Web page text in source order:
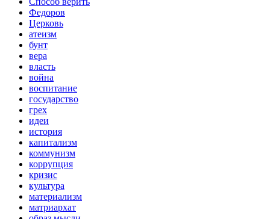
Федоров
Церковь
атеизм
бунт
вера
власть
война
воспитание
государство
грех
идеи
история
капитализм
коммунизм
коррупция
кризис
культура
материализм
матриархат